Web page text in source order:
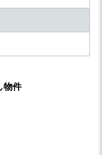
物件